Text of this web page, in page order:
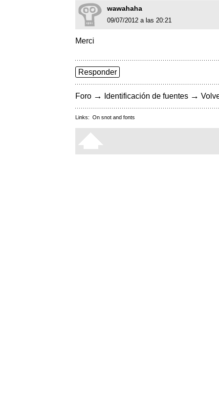
wawahaha
09/07/2012 a las 20:21
Merci
Responder
Foro → Identificación de fuentes →
Links: On snot and fonts